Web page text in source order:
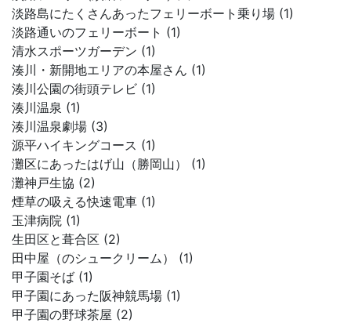
淡路島にたくさんあったフェリーボート乗り場 (1)
淡路通いのフェリーボート (1)
清水スポーツガーデン (1)
湊川・新開地エリアの本屋さん (1)
湊川公園の街頭テレビ (1)
湊川温泉 (1)
湊川温泉劇場 (3)
源平ハイキングコース (1)
灘区にあったはげ山（勝岡山） (1)
灘神戸生協 (2)
煙草の吸える快速電車 (1)
玉津病院 (1)
生田区と葺合区 (2)
田中屋（のシュークリーム） (1)
甲子園そば (1)
甲子園にあった阪神競馬場 (1)
甲子園の野球茶屋 (2)